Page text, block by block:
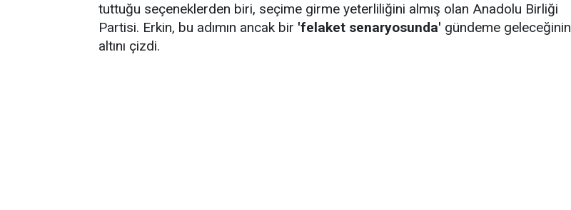
tuttuğu seçeneklerden biri, seçime girme yeterliliğini almış olan Anadolu Birliği
Partisi. Erkin, bu adımın ancak bir 'felaket senaryosunda' gündeme geleceğinin
altını çizdi.